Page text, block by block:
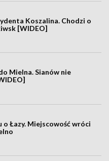
Koszalina. Chodzi o
[WIDEO]
Mielna. Sianów nie
o Łazy. Miejscowość wróci